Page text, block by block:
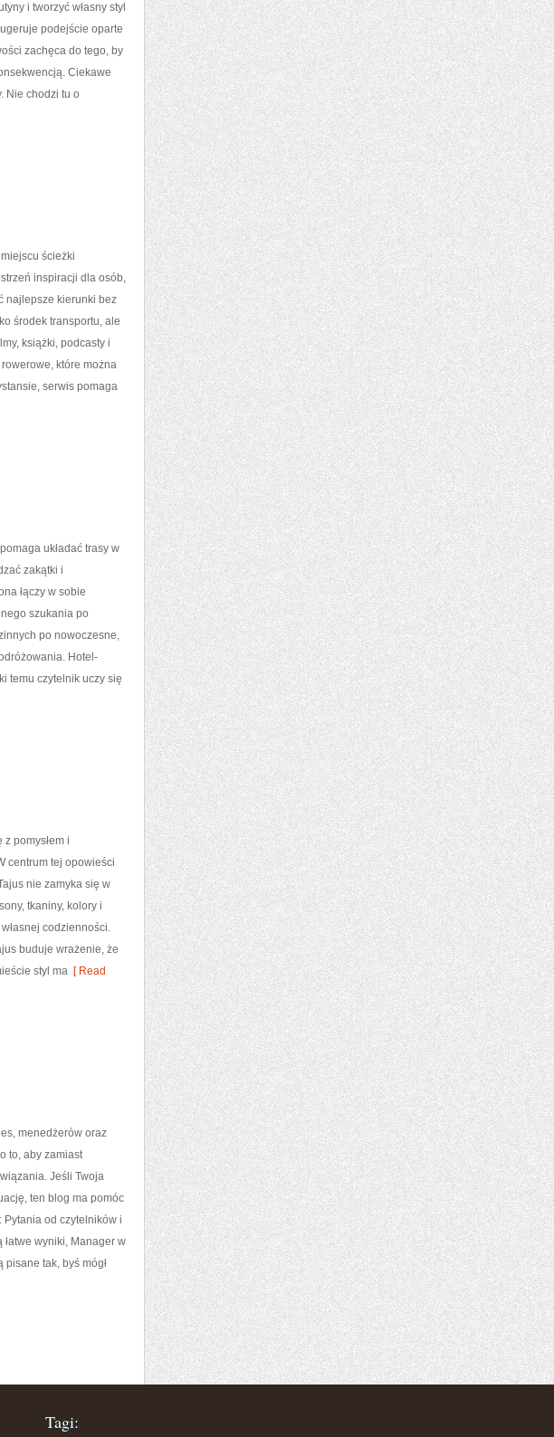
i tworzyć własny styl
podejście oparte
zachęca do tego, by
Ciekawe
Nie chodzi tu o
ścieżki
inspiracji dla osób,
najlepsze kierunki bez
środek transportu, ale
książki, podcasty i
które można
serwis pomaga
układać trasy w
zakątki i
łączy w sobie
szukania po
po nowoczesne,
Hotel-
temu czytelnik uczy się
pomysłem i
centrum tej opowieści
nie zamyka się w
tkaniny, kolory i
codzienności.
buduje wrażenie, że
styl ma [ Read
menedżerów oraz
to, aby zamiast
Jeśli Twoja
ten blog ma pomóc
od czytelników i
wyniki, Manager w
tak, byś mógł
Tagi: